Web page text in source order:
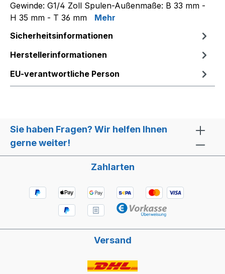
Gewinde: G1/4 Zoll Spulen-Außenmaße: B 33 mm -
H 35 mm - T 36 mm Mehr
Sicherheitsinformationen
Herstellerinformationen
EU-verantwortliche Person
Sie haben Fragen? Wir helfen Ihnen
gerne weiter!
Zahlarten
Versand